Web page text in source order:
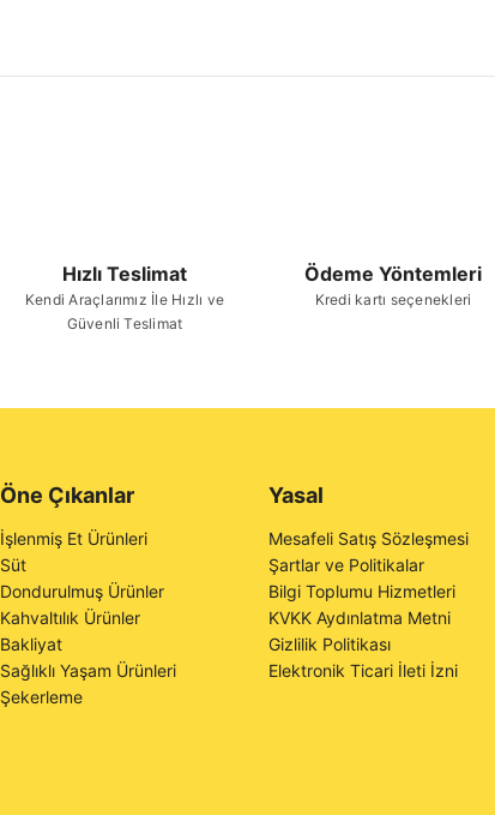
Ürün bilgilerinde hatalar bulunuyor.
Hızlı Teslimat
Kendi Araçlarımız İle Hızlı ve
Güvenli Teslimat
Ödeme Yöntemleri
Kredi kartı seçenekleri
Öne Çıkanlar
İşlenmiş Et Ürünleri
Süt
Dondurulmuş Ürünler
Kahvaltılık Ürünler
Bakliyat
Sağlıklı Yaşam Ürünleri
Şekerleme
Yasal
Mesafeli Satış Sözleşmesi
Şartlar ve Politikalar
Bilgi Toplumu Hizmetleri
KVKK Aydınlatma Metni
Gizlilik Politikası
Elektronik Ticari İleti İzni